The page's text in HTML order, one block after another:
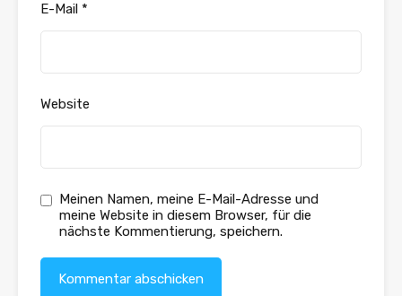
E-Mail *
Website
Meinen Namen, meine E-Mail-Adresse und
meine Website in diesem Browser, für die
nächste Kommentierung, speichern.